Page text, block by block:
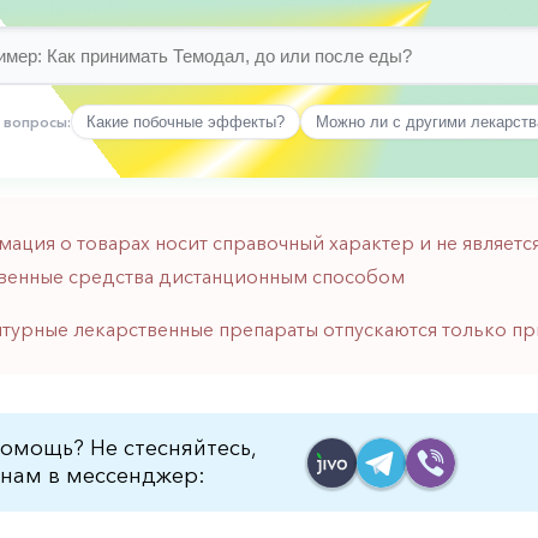
вопросы: Какие побочные эффекты? Можно ли с другими
о товарах носит справочный характер и не
средства дистанционным способом
лекарственные препараты отпускаются только
Не стесняйтесь,
в мессенджер: